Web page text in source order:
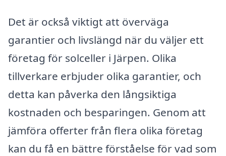
Det är också viktigt att överväga
garantier och livslängd när du väljer ett
företag för solceller i Järpen. Olika
tillverkare erbjuder olika garantier, och
detta kan påverka den långsiktiga
kostnaden och besparingen. Genom att
jämföra offerter från flera olika företag
kan du få en bättre förståelse för vad som